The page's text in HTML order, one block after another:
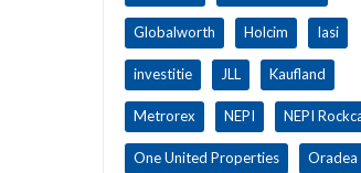
Globalworth Holcim Iasi
investitie JLL Kaufland
Metrorex NEPI NEPI
One United Properties Oradea